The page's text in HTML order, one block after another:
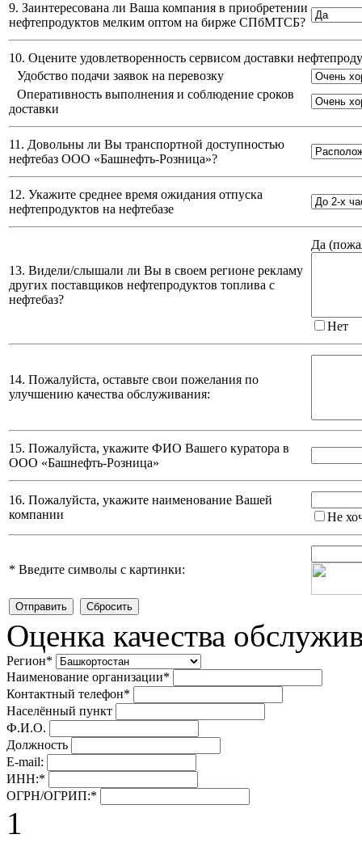
9. Заинтересована ли Ваша компания в приобретении
нефтепродуктов мелким оптом на бирже СПбМТСБ?
10. Оцените удовлетворенность сервисом доставки
Удобство подачи заявок на перевозку
Оперативность выполнения и соблюдение сроков
доставки
11. Довольны ли Вы транспортной доступностью
нефтебаз ООО «Башнефть-Розница»?
12. Укажите среднее время ожидания отпуска
нефтепродуктов на нефтебазе
13. Видели/слышали ли Вы в своем регионе рекламу
других поставщиков нефтепродуктов топлива с
нефтебаз?
Да (
Нет
14. Пожалуйста, оставьте свои пожелания по
улучшению качества обслуживания:
15. Пожалуйста, укажите ФИО Вашего куратора в
ООО «Башнефть-Розница»
16. Пожалуйста, укажите наименование Вашей
компании
Не
* Введите символы с картинки:
Оценка качества
Регион*
Наименование организации*
Контактный телефон*
Населённый пункт
Ф.И.О.
Должность
E-mail:
ИНН:*
ОГРН/ОГРИП:*
1